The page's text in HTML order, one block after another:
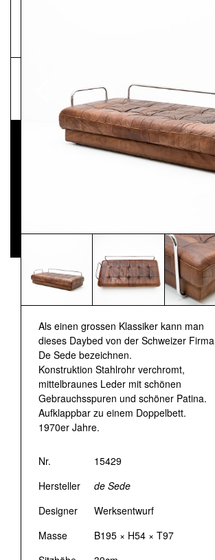
Als einen grossen Klassiker kann man
dieses Daybed von der Schweizer Firma
De Sede bezeichnen.
Konstruktion Stahlrohr verchromt,
mittelbraunes Leder mit schönen
Gebrauchsspuren und schöner Patina.
Aufklappbar zu einem Doppelbett.
1970er Jahre.
Nr.
15429
Hersteller
de Sede
Designer
Werksentwurf
Masse
B195 × H54 × T97
Pressematerial